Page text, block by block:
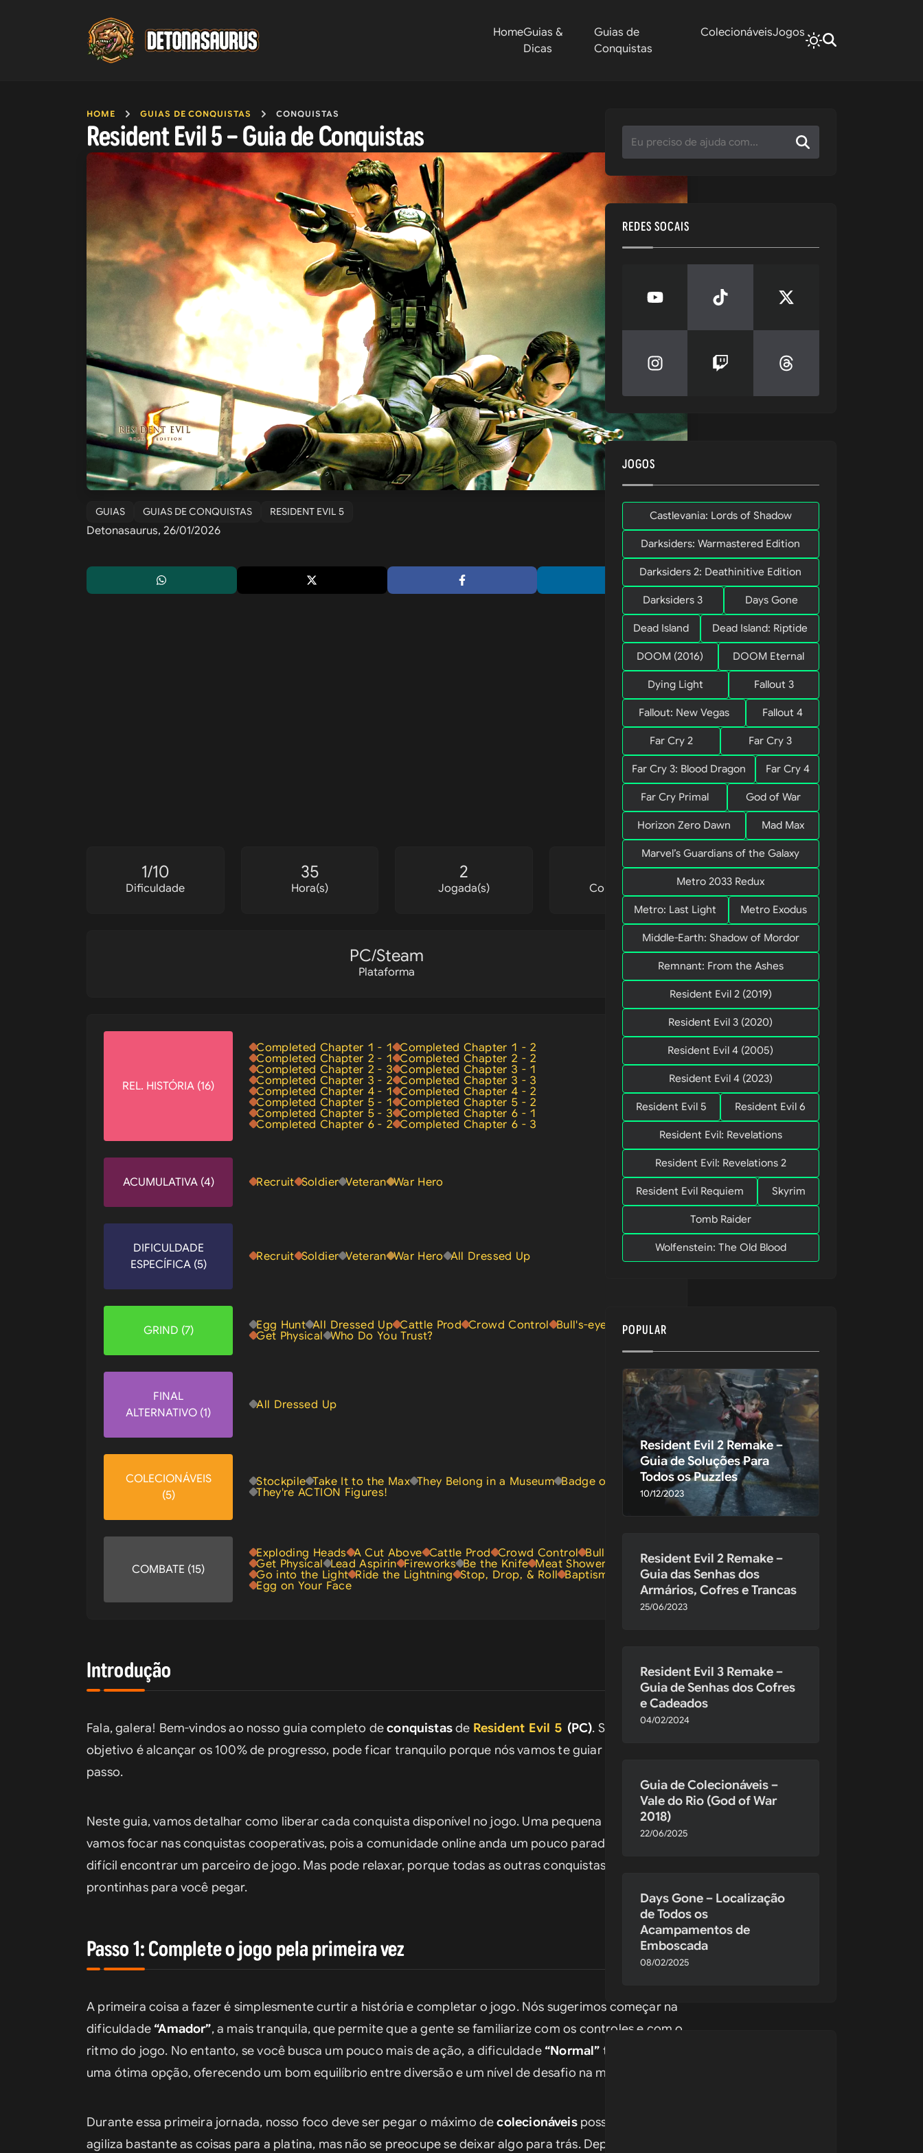
HomeGuias &
Dicas
Guias de
Conquistas
ColecionáveisJogos
HOME GUIAS DE CONQUISTAS CONQUISTAS
Resident Evil 5 – Guia de Conquistas
GUIAS GUIAS DE CONQUISTAS RESIDENT EVIL 5
Detonasaurus, 26/01/2026 0
1/10
Dificuldade
35
Hora(s)
2
Jogada(s)
30
Conquistas
PC/Steam
Plataforma
REL. HISTÓRIA (16)
Completed Chapter 1 - 1 Completed Chapter 1 - 2
Completed Chapter 2 - 1 Completed Chapter 2 - 2
Completed Chapter 2 - 3 Completed Chapter 3 - 1
Completed Chapter 3 - 2 Completed Chapter 3 - 3
Completed Chapter 4 - 1 Completed Chapter 4 - 2
Completed Chapter 5 - 1 Completed Chapter 5 - 2
Completed Chapter 5 - 3 Completed Chapter 6 - 1
Completed Chapter 6 - 2 Completed Chapter 6 - 3
ACUMULATIVA (4) Recruit Soldier Veteran War Hero
DIFICULDADE
ESPECÍFICA (5)
Recruit Soldier Veteran War Hero All Dressed Up
GRIND (7) Egg Hunt All Dressed Up Cattle Prod Crowd Control Bull's-eye
Get Physical Who Do You Trust?
FINAL
ALTERNATIVO (1)
All Dressed Up
COLECIONÁVEIS
(5)
Stockpile Take It to the Max They Belong in a Museum Badge of Honor
They're ACTION Figures!
COMBATE (15)
Exploding Heads A Cut Above Cattle Prod Crowd Control Bull's-eye
Get Physical Lead Aspirin Fireworks Be the Knife Meat Shower
Go into the Light Ride the Lightning Stop, Drop, & Roll Baptism by Fire
Egg on Your Face
Introdução
Fala, galera! Bem-vindos ao nosso guia completo de conquistas de Resident Evil 5 (PC). Se o seu
objetivo é alcançar os 100% de progresso, pode ficar tranquilo porque nós vamos te guiar em cada
passo.
Neste guia, vamos detalhar como liberar cada conquista disponível no jogo. Uma pequena ressalva: não
vamos focar nas conquistas cooperativas, pois a comunidade online anda um pouco parada, o que torna
difícil encontrar um parceiro de jogo. Mas pode relaxar, porque todas as outras conquistas estarão aqui,
prontinhas para você pegar.
Passo 1: Complete o jogo pela primeira vez
A primeira coisa a fazer é simplesmente curtir a história e completar o jogo. Nós sugerimos começar na
dificuldade “Amador”, a mais tranquila, que permite que a gente se familiarize com os controles e com o
ritmo do jogo. No entanto, se você busca um pouco mais de ação, a dificuldade “Normal” também é
uma ótima opção, oferecendo um bom equilíbrio entre diversão e um nível de desafio na medida certa.
Durante essa primeira jornada, nosso foco deve ser pegar o máximo de colecionáveis possível. Isso
agiliza bastante as coisas para a platina, mas não se preocupe se deixar algo para trás. Depois de
REDES SOCAIS
JOGOS
Castlevania: Lords of Shadow
Darksiders: Warmastered Edition
Darksiders 2: Deathinitive Edition
Darksiders 3 Days Gone
Dead Island Dead Island: Riptide
DOOM (2016) DOOM Eternal
Dying Light Fallout 3
Fallout: New Vegas Fallout 4
Far Cry 2 Far Cry 3
Far Cry 3: Blood Dragon Far Cry 4
Far Cry Primal God of War
Horizon Zero Dawn Mad Max
Marvel’s Guardians of the Galaxy
Metro 2033 Redux
Metro: Last Light Metro Exodus
Middle-Earth: Shadow of Mordor
Remnant: From the Ashes
Resident Evil 2 (2019)
Resident Evil 3 (2020)
Resident Evil 4 (2005)
Resident Evil 4 (2023)
Resident Evil 5 Resident Evil 6
Resident Evil: Revelations
Resident Evil: Revelations 2
Resident Evil Requiem Skyrim
Tomb Raider
Wolfenstein: The Old Blood
POPULAR
Resident Evil 2 Remake –
Guia de Soluções Para
Todos os Puzzles
10/12/2023
Resident Evil 2 Remake –
Guia das Senhas dos
Armários, Cofres e Trancas
25/06/2023
Resident Evil 3 Remake –
Guia de Senhas dos Cofres
e Cadeados
04/02/2024
Guia de Colecionáveis –
Vale do Rio (God of War
2018)
22/06/2025
Days Gone – Localização
de Todos os
Acampamentos de
Emboscada
08/02/2025